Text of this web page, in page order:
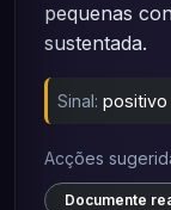
pequenas
sustentada.
Sinal: positivo
Acções
Documente